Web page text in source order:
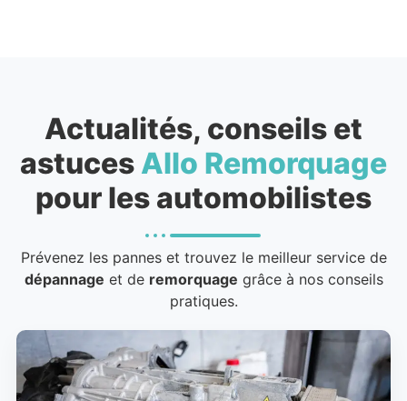
Actualités, conseils et
astuces Allo Remorquage
pour les automobilistes
Prévenez les pannes et trouvez le meilleur service de
dépannage et de remorquage grâce à nos conseils
pratiques.